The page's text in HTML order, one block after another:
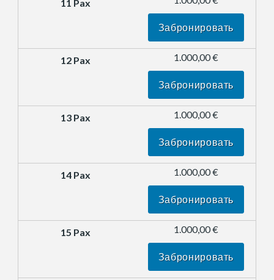
Забронировать
1.000,00 €
Забронировать
1.000,00 €
Забронировать
1.000,00 €
Забронировать
1.000,00 €
Забронировать